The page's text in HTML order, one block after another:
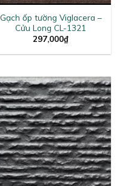
Gạch ốp tường Viglacera –
Cửu Long CL-1321
297,000₫